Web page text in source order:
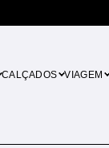
CALÇADOS VIAGEM